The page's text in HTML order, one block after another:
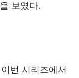
보였다.
번 시리즈에서